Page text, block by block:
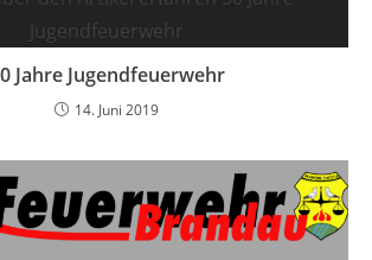
Jahre Jugendfeuerwehr
14. Juni 2019